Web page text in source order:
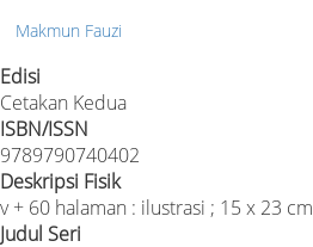
Makmun Fauzi
Edisi
Cetakan Kedua
ISBN/ISSN
9789790740402
Deskripsi Fisik
v + 60 halaman : ilustrasi ; 15 x 23 cm
Judul Seri